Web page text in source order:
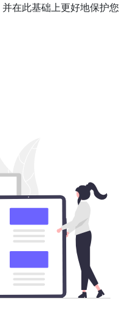
在此基础上更好地保护您